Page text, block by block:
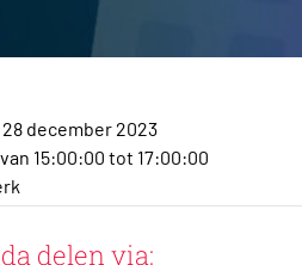
28 december 2023
van 15:00:00 tot 17:00:00
delen via: